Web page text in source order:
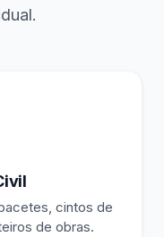
cintos de
de obras.